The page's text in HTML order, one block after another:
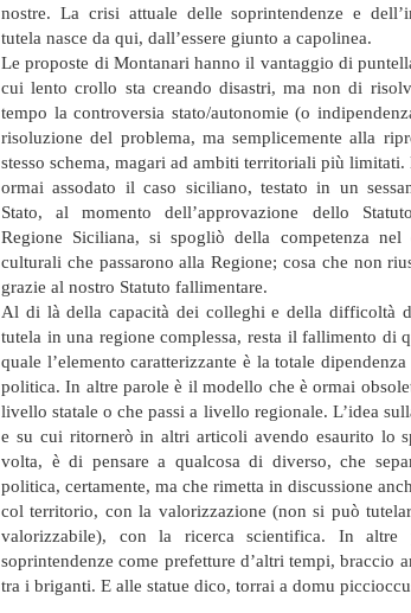
nostre. La crisi attuale delle soprintendenze e
tutela nasce da qui, dall’essere giunto a capolinea.
Le proposte di Montanari hanno il vantaggio di
cui lento crollo sta creando disastri, ma non di
tempo la controversia stato/autonomie (o
risoluzione del problema, ma semplicemente alla
stesso schema, magari ad ambiti territoriali più limitati.
ormai assodato il caso siciliano, testato in un
Stato, al momento dell’approvazione dello
Regione Siciliana, si spogliò della competenza nel
culturali che passarono alla Regione; cosa che non
grazie al nostro Statuto fallimentare.
Al di là della capacità dei colleghi e della difficoltà
tutela in una regione complessa, resta il fallimento di
quale l’elemento caratterizzante è la totale
politica. In altre parole è il modello che è ormai
livello statale o che passi a livello regionale. L’idea
e su cui ritornerò in altri articoli avendo esaurito lo
volta, è di pensare a qualcosa di diverso, che
politica, certamente, ma che rimetta in discussione
col territorio, con la valorizzazione (non si può
valorizzabile), con la ricerca scientifica. In altre
soprintendenze come prefetture d’altri tempi, braccio
tra i briganti. E alle statue dico, torrai a domu